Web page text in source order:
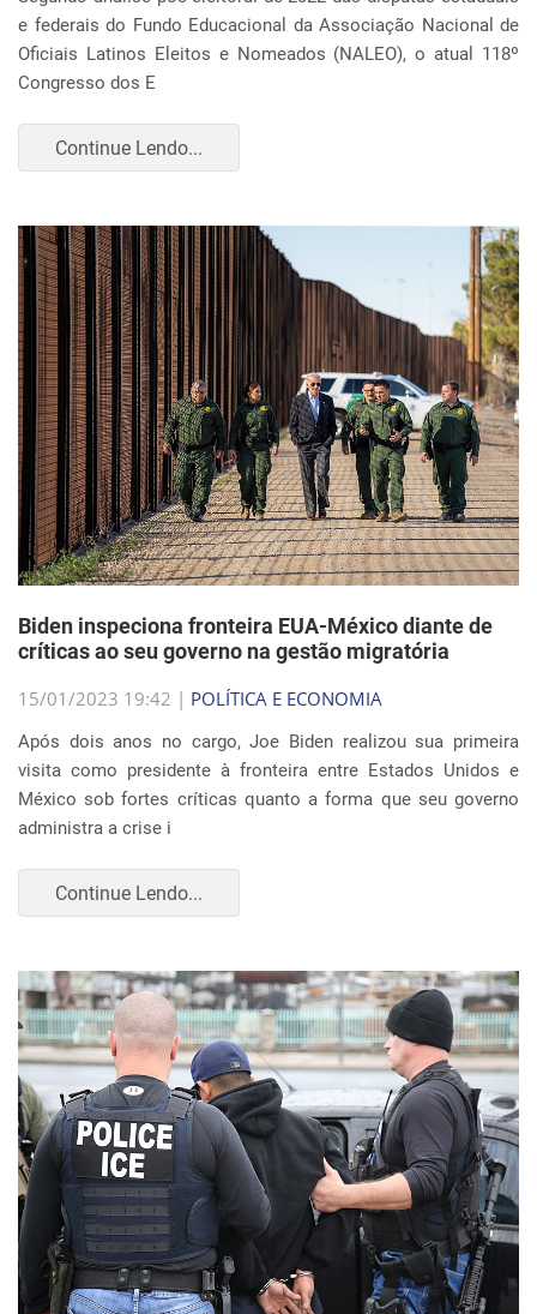
e federais do Fundo Educacional da Associação Nacional de
Oficiais Latinos Eleitos e Nomeados (NALEO), o atual 118º
Congresso dos E
Continue Lendo...
Biden inspeciona fronteira EUA-México diante de
críticas ao seu governo na gestão migratória
15/01/2023 19:42 | POLÍTICA E ECONOMIA
Após dois anos no cargo, Joe Biden realizou sua primeira
visita como presidente à fronteira entre Estados Unidos e
México sob fortes críticas quanto a forma que seu governo
administra a crise i
Continue Lendo...